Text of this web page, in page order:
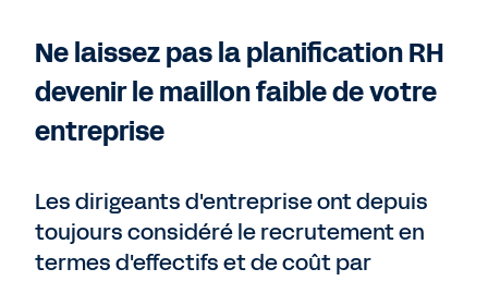
Ne laissez pas la planification RH
devenir le maillon faible de votre
entreprise
Les dirigeants d'entreprise ont depuis
toujours considéré le recrutement en
termes d'effectifs et de coût par